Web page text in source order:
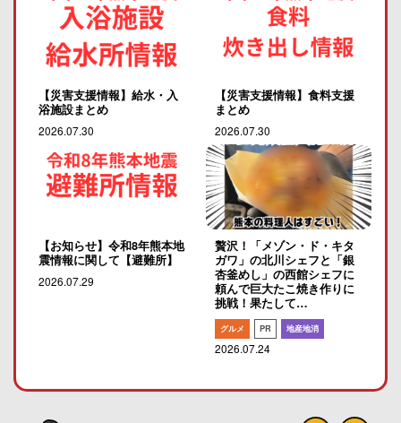
【災害支援情報】給水・入
浴施設まとめ
2026.07.30
【災害支援情報】食料支援
まとめ
2026.07.30
【お知らせ】令和8年熊本地
震情報に関して【避難所】
2026.07.29
贅沢！「メゾン・ド・キタ
ガワ」の北川シェフと「銀
杏釜めし」の西館シェフに
頼んで巨大たこ焼き作りに
挑戦！果たして…
グルメ PR 地産地消
2026.07.24